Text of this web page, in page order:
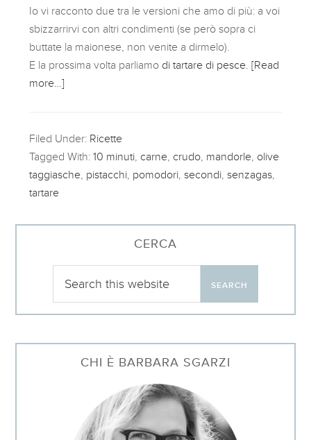
Io vi racconto due tra le versioni che amo di più: a voi
sbizzarrirvi con altri condimenti (se però sopra ci
buttate la maionese, non venite a dirmelo).
E la prossima volta parliamo di tartare di pesce. [Read
more…]
Filed Under: Ricette
Tagged With:10 minuti, carne, crudo, mandorle, olive
taggiasche, pistacchi, pomodori,secondi,senzagas,
tartare
CERCA
CHI È BARBARA SGARZI